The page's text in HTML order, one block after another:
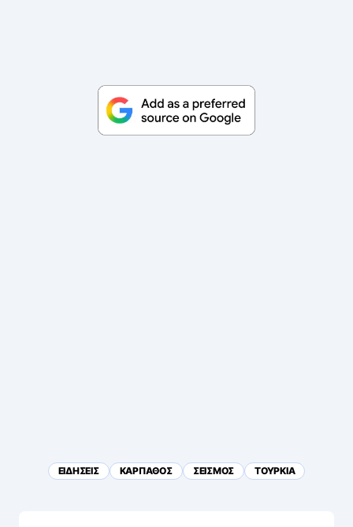
ΕΙΔΗΣΕΙΣ ΚΑΡΠΑΘΟΣ ΣΕΙΣΜΟΣ ΤΟΥΡΚΙΑ